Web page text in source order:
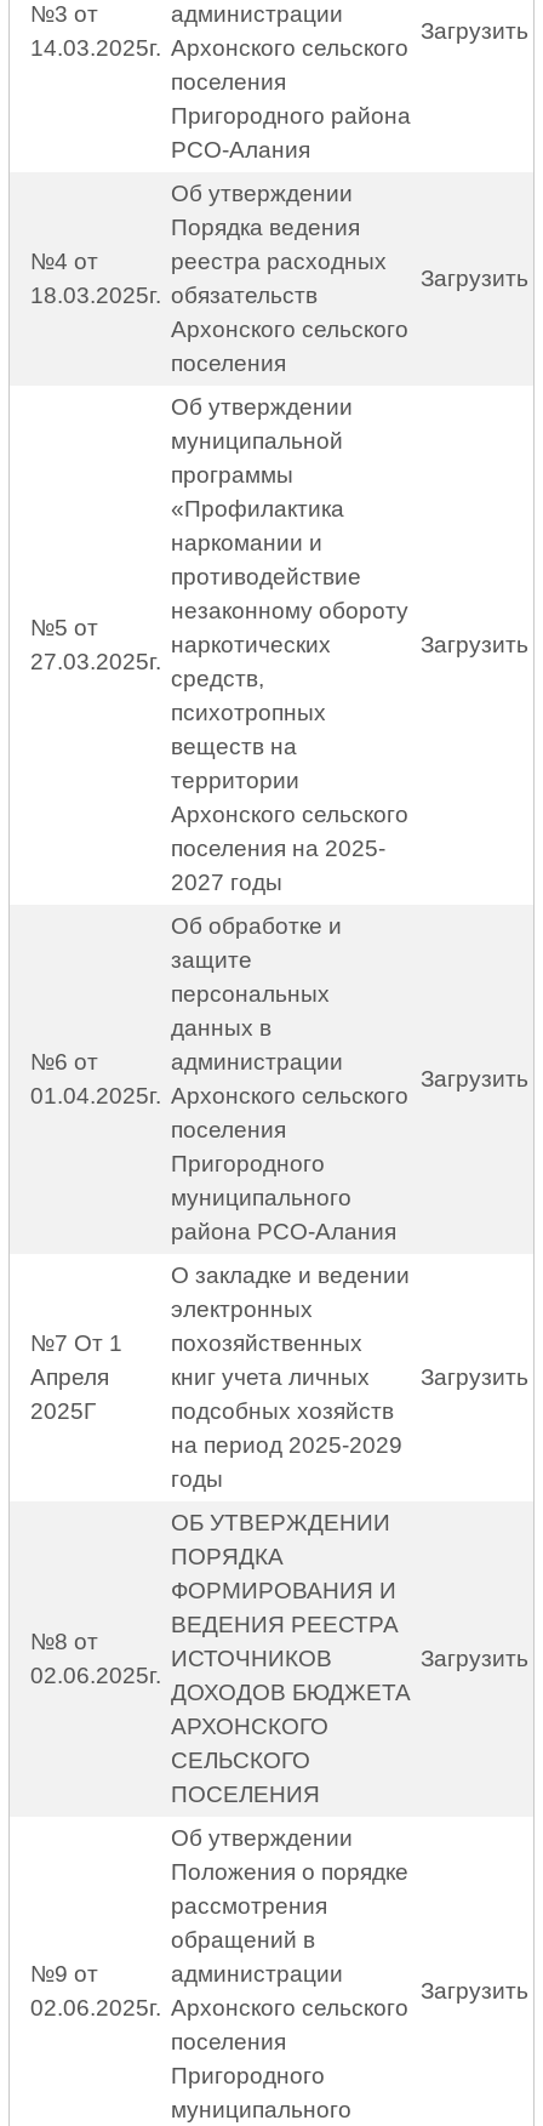
№3 от
14.03.2025г.
администрации
Архонского сельского
поселения
Пригородного района
РСО-Алания
Загрузить
№4 от
18.03.2025г.
Об утверждении
Порядка ведения
реестра расходных
обязательств
Архонского сельского
поселения
Загрузить
№5 от
27.03.2025г.
Об утверждении
муниципальной
программы
«Профилактика
наркомании и
противодействие
незаконному обороту
наркотических
средств,
психотропных
веществ на
территории
Архонского сельского
поселения на 2025-
2027 годы
Загрузить
№6 от
01.04.2025г.
Об обработке и
защите
персональных
данных в
администрации
Архонского сельского
поселения
Пригородного
муниципального
района РСО-Алания
Загрузить
№7 От 1
Апреля
2025Г
О закладке и ведении
электронных
похозяйственных
книг учета личных
подсобных хозяйств
на период 2025-2029
годы
Загрузить
№8 от
02.06.2025г.
ОБ УТВЕРЖДЕНИИ
ПОРЯДКА
ФОРМИРОВАНИЯ И
ВЕДЕНИЯ РЕЕСТРА
ИСТОЧНИКОВ
ДОХОДОВ БЮДЖЕТА
АРХОНСКОГО
СЕЛЬСКОГО
ПОСЕЛЕНИЯ
Загрузить
№9 от
02.06.2025г.
Об утверждении
Положения о порядке
рассмотрения
обращений в
администрации
Архонского сельского
поселения
Пригородного
муниципального
Загрузить